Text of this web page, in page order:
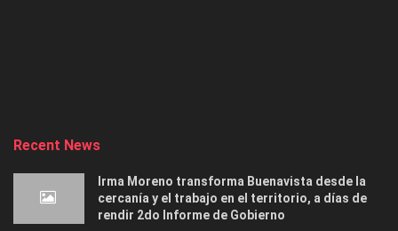
Recent News
Irma Moreno transforma Buenavista desde la
cercanía y el trabajo en el territorio, a días de
rendir 2do Informe de Gobierno